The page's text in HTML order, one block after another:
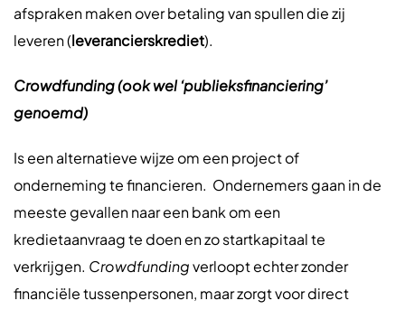
afspraken maken over betaling van spullen die zij
leveren (leverancierskrediet).
Crowdfunding (ook wel ‘publieksfinanciering’
genoemd)
Is een alternatieve wijze om een project of
onderneming te financieren. Ondernemers gaan in de
meeste gevallen naar een bank om een
kredietaanvraag te doen en zo startkapitaal te
verkrijgen. Crowdfundingverloopt echter zonder
financiële tussenpersonen, maar zorgt voor direct